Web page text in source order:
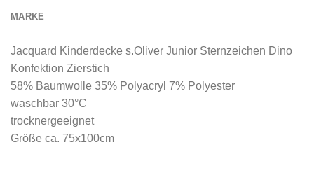
MARKE
Jacquard Kinderdecke s.Oliver Junior Sternzeichen Dino
Konfektion Zierstich
58% Baumwolle 35% Polyacryl 7% Polyester
waschbar 30°C
trocknergeeignet
Größe ca. 75x100cm